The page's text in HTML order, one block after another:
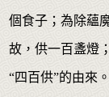
個食子；為除蘊
故，供一百盞燈
“四百供”的由來。